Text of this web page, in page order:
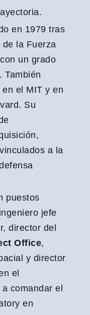
en 1979 tras
la Fuerza
un grado
También
el MIT y en
Su
a la
puestos
jefe
director del
Office,
y director
el
comandar el
en